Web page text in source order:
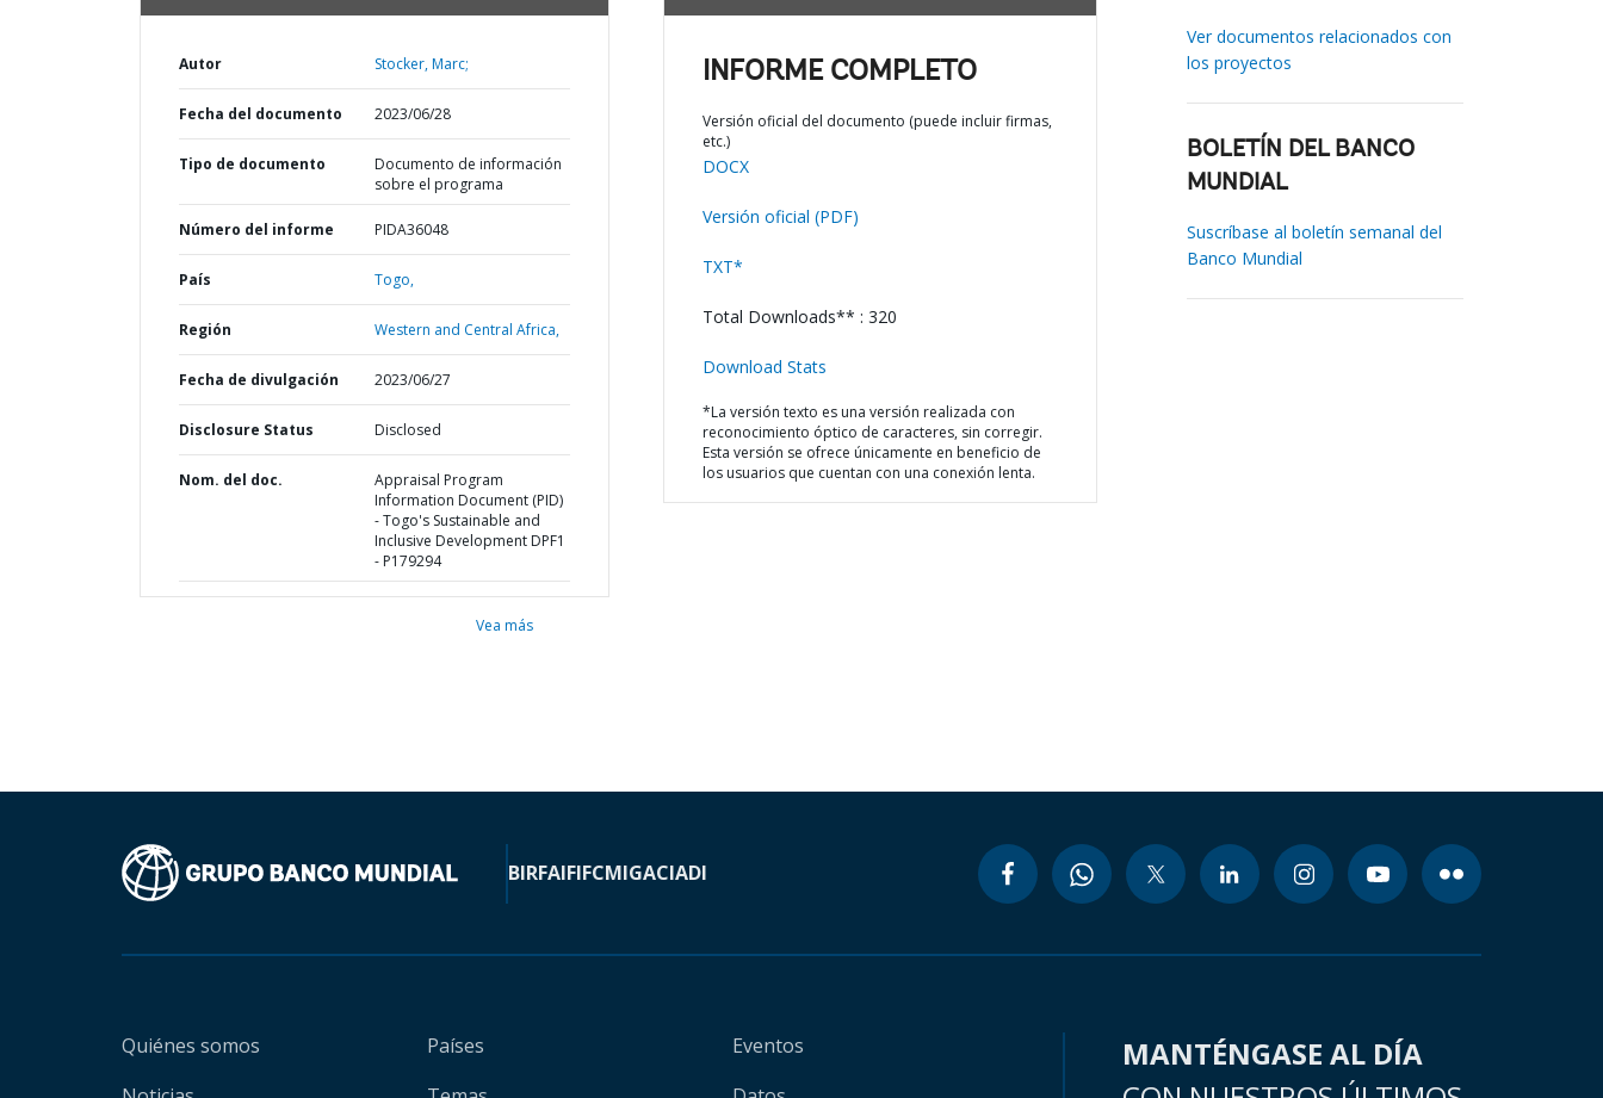
Autor Stocker, Marc;
Fecha del documento 2023/06/28
Tipo de documento
Documento de información
sobre el programa
Número del informe PIDA36048
País Togo,
Región Western and Central Africa,
Fecha de divulgación 2023/06/27
Disclosure Status Disclosed
Nom. del doc.
Appraisal Program
Information Document (PID)
- Togo's Sustainable and
Inclusive Development DPF1
- P179294
Vea más
INFORME COMPLETO
Versión oficial del documento (puede incluir firmas,
etc.)
DOCX
Versión oficial (PDF)
TXT*
Total Downloads** : 320
Download Stats
*La versión texto es una versión realizada con
reconocimiento óptico de caracteres, sin corregir.
Esta versión se ofrece únicamente en beneficio de
los usuarios que cuentan con una conexión lenta.
Ver documentos relacionados con
los proyectos
BOLETÍN DEL BANCO
MUNDIAL
Suscríbase al boletín semanal del
Banco Mundial
BIRFAIFIFCMIGACIADI
Quiénes somos
Países
Eventos
MANTÉNGASE AL DÍA